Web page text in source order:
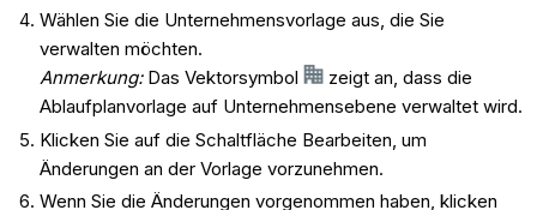
Wählen Sie die Unternehmensvorlage aus, die Sie
verwalten möchten.
Anmerkung:Das Vektorsymbol
zeigt an, dass die
Ablaufplanvorlage auf Unternehmensebene verwaltet wird.
Klicken Sie auf die Schaltfläche Bearbeiten, um
Änderungen an der Vorlage vorzunehmen.
Wenn Sie die Änderungen vorgenommen haben, klicken